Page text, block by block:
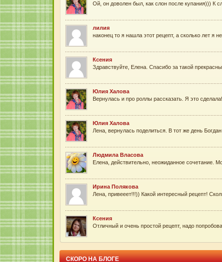
Ой, он доволен был, как слон после купания))) К
лилия
наконец то я нашла этот рецепт, а сколько лет я
Ксения
Здравствуйте, Елена. Спасибо за такой
Юлия Халова
Вернулась и про роллы рассказать. Я это
Юлия Халова
Лена, вернулась поделиться. В тот же день
Людмила Власова
Елена, действительно, неожиданное сочетание.
Ирина Полякова
Лена, привееет!!!)) Какой интересный рецепт!
Ксения
Отличный и очень простой рецепт, надо
СКОРО НА БЛОГЕ